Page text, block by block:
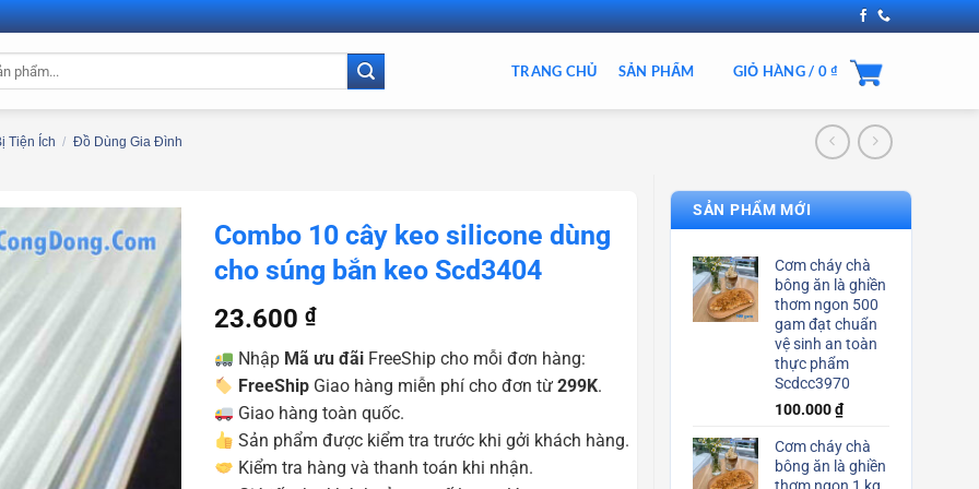
TRANG CHỦ SẢN PHẨM GIỎ HÀNG / 0₫
Tiện Ích / Đồ Dùng Gia Đình
SẢN PHẨM MỚI
Cơm cháy chà
bông ăn là ghiền
thơm ngon 500
gam đạt chuẩn
vệ sinh an toàn
thực phẩm
Scdcc3970
100.000₫
Cơm cháy chà
bông ăn là ghiền
Combo 10 cây keo silicone dùng
cho súng bắn keo Scd3404
23.600 ₫
Nhập Mã ưu đãiFreeShip cho mỗi đơn hàng:
FreeShipGiao hàng miễn phí cho đơn từ 299K.
Giao hàng toàn quốc.
Sản phẩm được kiểm tra trước khi gởi khách hàng.
Kiểm tra hàng và thanh toán khi nhận.